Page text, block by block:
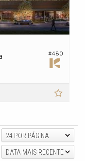
#480
24 POR PÁGINA
DATA MAIS RECENTE